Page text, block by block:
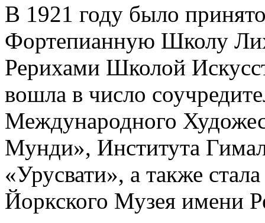
В 1921 году было
Фортепианную Школу
Рерихами Школой
вошла в число
Международного
Мунди», Института
«Урусвати», а также
Йоркского Музея имени